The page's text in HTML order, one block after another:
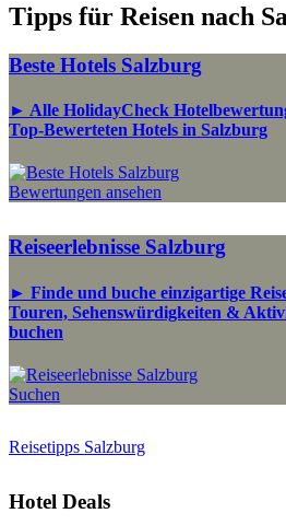
Tipps für Reisen nach
Beste Hotels Salzburg
► Alle HolidayCheck
Top-Bewerteten Hotels in Salzburg
Bewertungen ansehen
Reiseerlebnisse Salzburg
► Finde und buche einzigartige
Touren, Sehenswürdigkeiten &
buchen
Suchen
Reisetipps Salzburg
Hotel Deals